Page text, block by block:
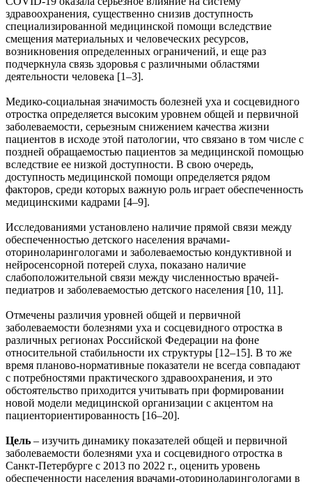
здравоохранения, существенно снизив доступность
специализированной медицинской помощи вследствие
смещения материальных и человеческих ресурсов,
возникновения определенных ограничений, и еще раз
подчеркнула связь здоровья с различными областями
деятельности человека [1–3].
Медико-социальная значимость болезней уха и сосцевидного
отростка определяется высоким уровнем общей и первичной
заболеваемости, серьезным снижением качества жизни
пациентов в исходе этой патологии, что связано в том числе с
поздней обращаемостью пациентов за медицинской помощью
вследствие ее низкой доступности. В свою очередь,
доступность медицинской помощи определяется рядом
факторов, среди которых важную роль играет обеспеченность
медицинскими кадрами [4–9].
Исследованиями установлено наличие прямой связи между
обеспеченностью детского населения врачами-
оториноларингологами и заболеваемостью кондуктивной и
нейросенсорной потерей слуха, показано наличие
слабоположительной связи между численностью врачей-
педиатров и заболеваемостью детского населения [10, 11].
Отмечены различия уровней общей и первичной
заболеваемости болезнями уха и сосцевидного отростка в
различных регионах Российской Федерации на фоне
относительной стабильности их структуры [12–15]. В то же
время планово-нормативные показатели не всегда совпадают
с потребностями практического здравоохранения, и это
обстоятельство приходится учитывать при формировании
новой модели медицинской организации с акцентом на
пациенториентированность [16–20].
Цель – изучить динамику показателей общей и первичной
заболеваемости болезнями уха и сосцевидного отростка в
Санкт-Петербурге с 2013 по 2022 г., оценить уровень
обеспеченности населения врачами-оториноларингологами в